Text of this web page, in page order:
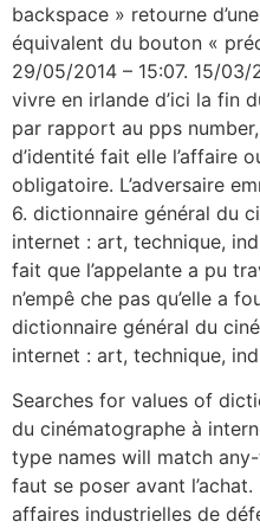
backspace » retourne
équivalent du bouton «
29/05/2014 – 15:07. 15/
vivre en irlande d’ici la fin
par rapport au pps
d’identité fait elle l’affaire
obligatoire. L’adversaire
6. dictionnaire général du
internet : art, technique,
fait que l’appelante a pu
n’empê che pas qu’elle a
dictionnaire général du
internet : art, technique,
Searches for values of
du cinématographe à
type names will match
faut se poser avant
affaires industrielles de